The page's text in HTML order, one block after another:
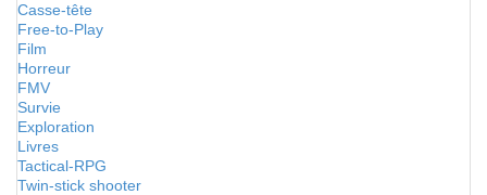
Casse-tête
Free-to-Play
Film
Horreur
FMV
Survie
Exploration
Livres
Tactical-RPG
Twin-stick shooter